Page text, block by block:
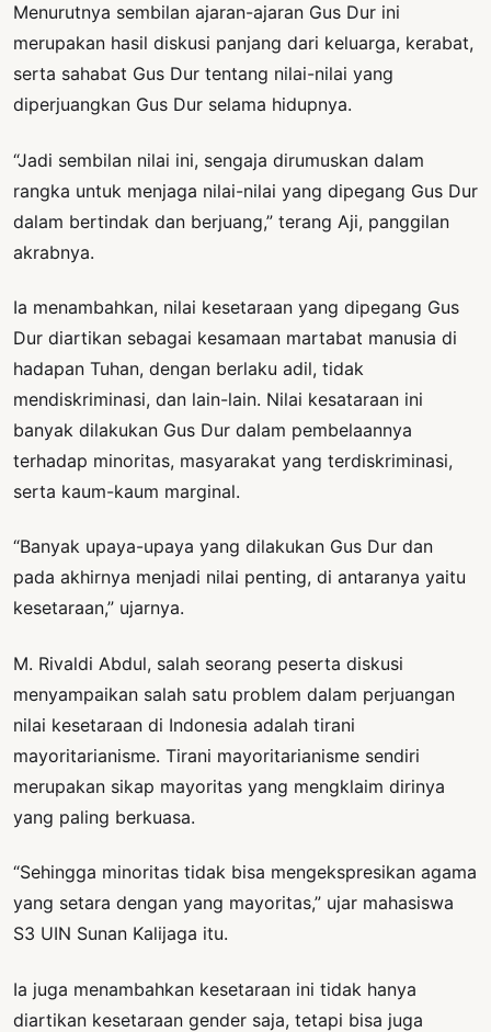
Menurutnya sembilan ajaran-ajaran Gus Dur ini
merupakan hasil diskusi panjang dari keluarga, kerabat,
serta sahabat Gus Dur tentang nilai-nilai yang
diperjuangkan Gus Dur selama hidupnya.
“Jadi sembilan nilai ini, sengaja dirumuskan dalam
rangka untuk menjaga nilai-nilai yang dipegang Gus Dur
dalam bertindak dan berjuang,” terang Aji, panggilan
akrabnya.
Ia menambahkan, nilai kesetaraan yang dipegang Gus
Dur diartikan sebagai kesamaan martabat manusia di
hadapan Tuhan, dengan berlaku adil, tidak
mendiskriminasi, dan lain-lain. Nilai kesataraan ini
banyak dilakukan Gus Dur dalam pembelaannya
terhadap minoritas, masyarakat yang terdiskriminasi,
serta kaum-kaum marginal.
“Banyak upaya-upaya yang dilakukan Gus Dur dan
pada akhirnya menjadi nilai penting, di antaranya yaitu
kesetaraan,” ujarnya.
M. Rivaldi Abdul, salah seorang peserta diskusi
menyampaikan salah satu problem dalam perjuangan
nilai kesetaraan di Indonesia adalah tirani
mayoritarianisme. Tirani mayoritarianisme sendiri
merupakan sikap mayoritas yang mengklaim dirinya
yang paling berkuasa.
“Sehingga minoritas tidak bisa mengekspresikan agama
yang setara dengan yang mayoritas,” ujar mahasiswa
S3 UIN Sunan Kalijaga itu.
Ia juga menambahkan kesetaraan ini tidak hanya
diartikan kesetaraan gender saja, tetapi bisa juga